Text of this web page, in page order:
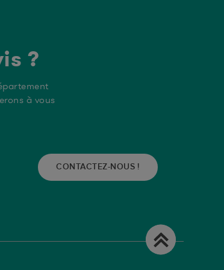
by aflatoxin and
6N Mice
humaine et animale
?
à vous
CONTACTEZ-NOUS !